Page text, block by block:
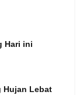
Hari ini
Hujan Lebat